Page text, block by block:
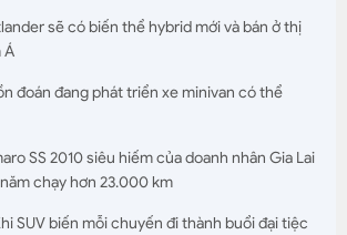
sẽ có biến thể hybrid mới và bán ở thị
Á
đoán đang phát triển xe minivan có thể
SS 2010 siêu hiếm của doanh nhân Gia Lai
chạy hơn 23.000 km
SUV biến mỗi chuyến đi thành buổi đại tiệc